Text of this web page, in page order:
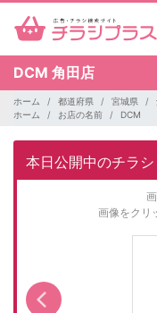
DCM 角田店
ホーム 都道府県 宮城県
ホーム
お店の名前 DCM
本日公開中のチラシ
画像をクリ